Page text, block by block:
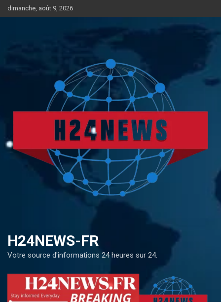
Aller
au
dimanche, août 9, 2026
H24NEWS-FR
Votre source d'informations 24 heures sur 24.